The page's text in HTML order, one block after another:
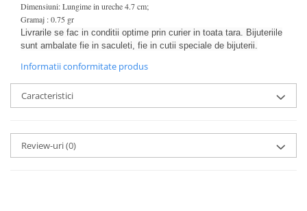
Dimensiuni: Lungime in ureche 4.7 cm;
Gramaj : 0.75 gr
Livrarile se fac in conditii optime prin curier in toata tara. Bijuteriile
sunt ambalate fie in saculeti, fie in cutii speciale de bijuterii.
Informatii conformitate produs
Caracteristici
Review-uri(0)